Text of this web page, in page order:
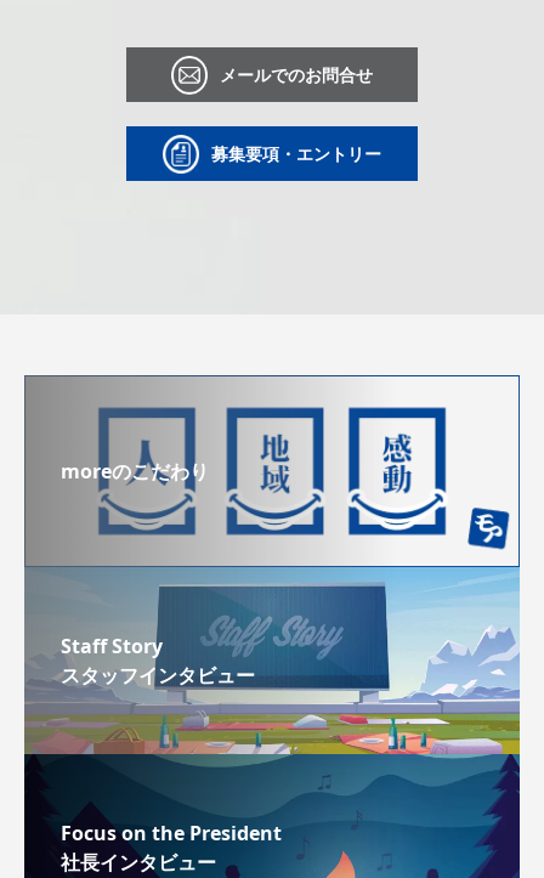
メールでのお問合せ
募集要項・エントリー
moreのこだわり
Staff Story
スタッフインタビュー
Focus on the President
社長インタビュー